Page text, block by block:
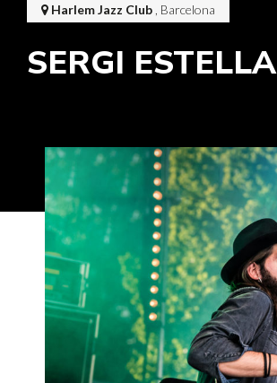
Harlem Jazz Club , Barcelona
SERGI ESTELLA